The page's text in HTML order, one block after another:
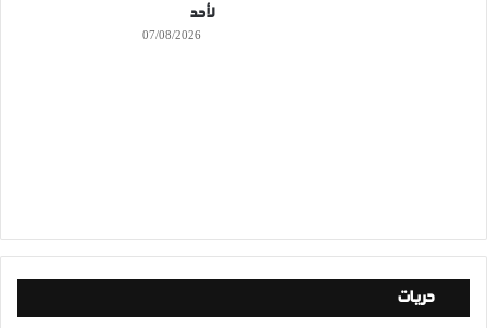
لأحد
07/08/2026
حريات